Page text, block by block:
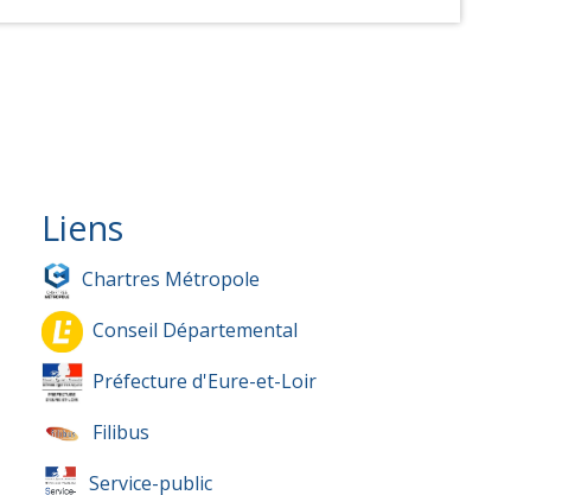
Liens
Chartres Métropole
Conseil Départemental
Préfecture d'Eure-et-Loir
Filibus
Service-public